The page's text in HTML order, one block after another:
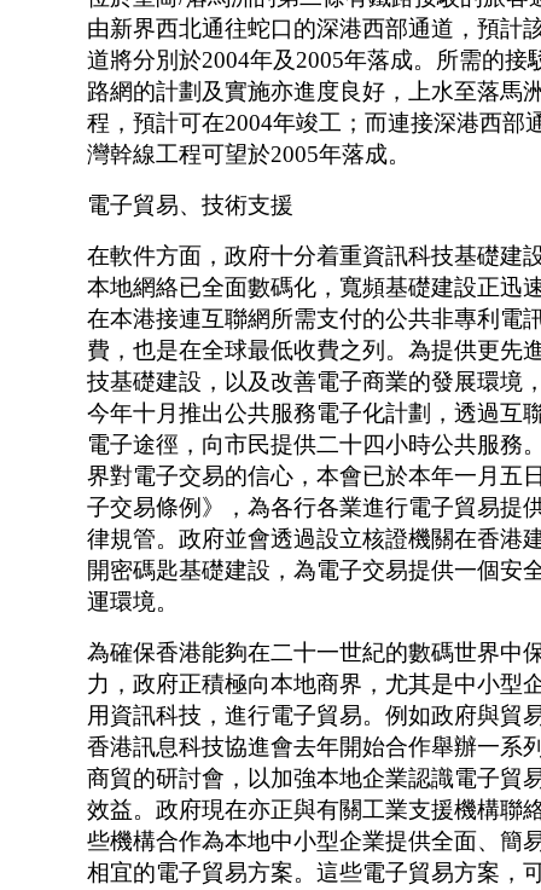
由新界西北通往蛇口的深港西部通道，預計
道將分別於2004年及2005年落成。所需的接
路網的計劃及實施亦進度良好，上水至落馬
程，預計可在2004年竣工；而連接深港西部
灣幹線工程可望於2005年落成。
電子貿易、技術支援
在軟件方面，政府十分着重資訊科技基礎建
本地網絡已全面數碼化，寬頻基礎建設正迅
在本港接連互聯網所需支付的公共非專利電
費，也是在全球最低收費之列。為提供更先
技基礎建設，以及改善電子商業的發展環境
今年十月推出公共服務電子化計劃，透過互
電子途徑，向市民提供二十四小時公共服務
界對電子交易的信心，本會已於本年一月五
子交易條例》，為各行各業進行電子貿易提
律規管。政府並會透過設立核證機關在香港
開密碼匙基礎建設，為電子交易提供一個安
運環境。
為確保香港能夠在二十一世紀的數碼世界中
力，政府正積極向本地商界，尤其是中小型
用資訊科技，進行電子貿易。例如政府與貿
香港訊息科技協進會去年開始合作舉辦一系
商貿的研討會，以加強本地企業認識電子貿
效益。政府現在亦正與有關工業支援機構聯
些機構合作為本地中小型企業提供全面、簡
相宜的電子貿易方案。這些電子貿易方案，